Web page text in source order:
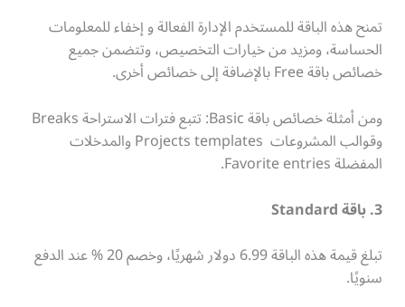
تمنح هذه الباقة للمستخدم الإدارة الفعالة و إخفاء للمعلومات
الحساسة، ومزيد من خيارات التخصيص، وتتضمن جميع
خصائص باقة Free بالإضافة إلى خصائص أخرى.
ومن أمثلة خصائص باقة Basic: تتبع فترات الاستراحة Breaks
وقوالب المشروعات Projects templates والمدخلات
المفضلة Favorite entries.
3. باقة Standard
تبلغ قيمة هذه الباقة 6.99 دولار شهريًا، وخصم 20 % عند الدفع
سنويًا.